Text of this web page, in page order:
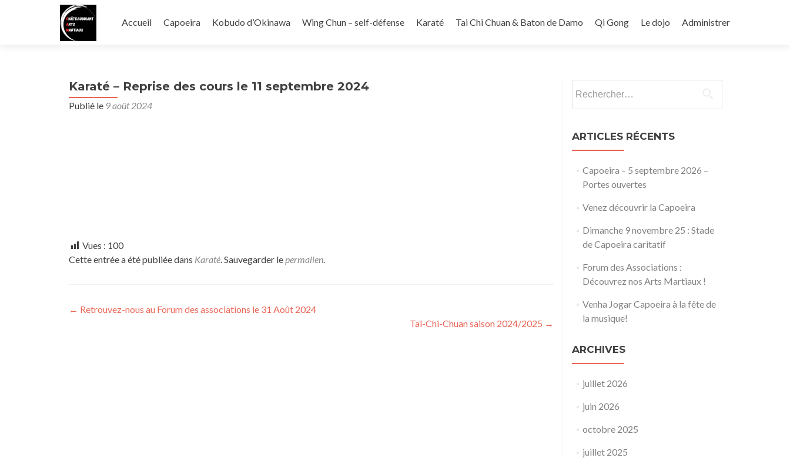
au
Accueil Capoeira Kobudo d’Okinawa Wing Chun – self-défense Karaté Tai Chi Chuan & Baton de Damo Qi Gong Le dojo Administrer
Karaté – Reprise des cours le 11 septembre 2024
Publié le 9 août 2024
Vues : 100
Cette entrée a été publiée dans Karaté. Sauvegarder lepermalien.
Navigation
← Retrouvez-nous au Forum des associations le 31 Août 2024
Taï-Chi-Chuan saison 2024/2025 →
ARTICLES RÉCENTS
Capoeira – 5 septembre 2026 –
Portes ouvertes
Venez découvrir la Capoeira
Dimanche 9 novembre 25 : Stade
de Capoeira caritatif
Forum des Associations :
Découvrez nos Arts Martiaux !
Venha Jogar Capoeira à la fête de
la musique!
ARCHIVES
juillet 2026
juin 2026
octobre 2025
juillet 2025